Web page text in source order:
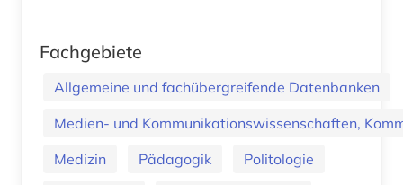
Fachgebiete
Allgemeine und fachübergreifende Datenbanken
Medien- und Kommunikationswissenschaften,
Medizin
Pädagogik
Politologie